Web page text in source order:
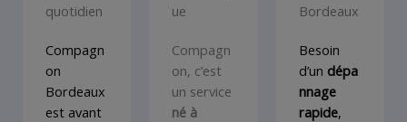
quotidien
Compagn
on
Bordeaux
est avant
ue
Compagn
on, c’est
un service
né à
Bordeaux
Besoin
d’un dépa
nnage
rapide,